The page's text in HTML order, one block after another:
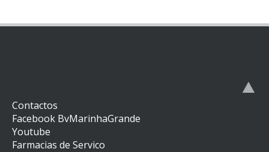
Contactos
Facebook BvMarinhaGrande
Youtube
Farmacias de Servico